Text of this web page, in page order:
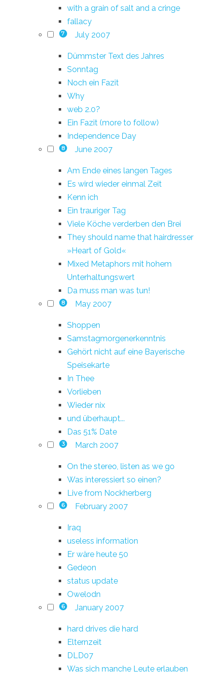
with a grain of salt and a cringe
fallacy
7 July 2007
Dümmster Text des Jahres
Sonntag
Noch ein Fazit
Why
web 2.0?
Ein Fazit (more to follow)
Independence Day
8 June 2007
Am Ende eines langen Tages
Es wird wieder einmal Zeit
Kenn ich
Ein trauriger Tag
Viele Köche verderben den Brei
They should name that hairdresser
»Heart of Gold«
Mixed Metaphors mit hohem
Unterhaltungswert
Da muss man was tun!
8 May 2007
Shoppen
Samstagmorgenerkenntnis
Gehört nicht auf eine Bayerische
Speisekarte
In Thee
Vorlieben
Wieder nix
und überhaupt...
Das 51% Date
3 March 2007
On the stereo, listen as we go
Was interessiert so einen?
Live from Nockherberg
6 February 2007
Iraq
useless information
Er wäre heute 50
Gedeon
status update
Owelodn
6 January 2007
hard drives die hard
Elternzeit
DLD07
Was sich manche Leute erlauben